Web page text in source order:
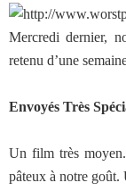
Mercredi dernier,
retenu d’une
Envoyés Très
Un film très
pâteux à notre